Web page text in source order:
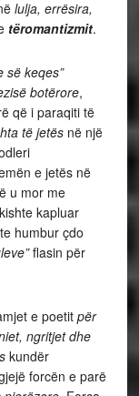
lulja, errësira,
tëromantizmit.
së keqes”
botërore,
që i paraqiti të
të jetësnë një
e jetës në
u mor me
kapluar
humbur çdo
flasin për
e poetit për
ngritjet dhe
kundër
forcën e parë